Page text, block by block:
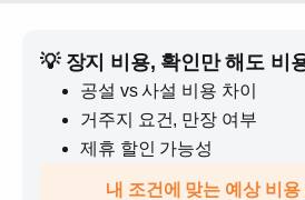
💡 장지 비용, 확인만 해도 비
공설 vs 사설 비용 차이
거주지 요건, 만장 여부
제휴 할인 가능성
내 조건에 맞는 예상 비용